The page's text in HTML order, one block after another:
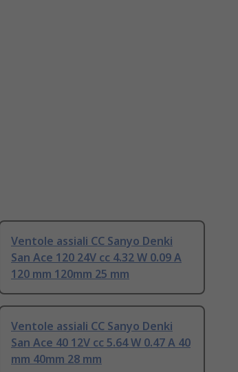
Ventole assiali CC Sanyo Denki
San Ace 120 24V cc 4.32 W 0.09 A
120 mm 120mm 25 mm
Ventole assiali CC Sanyo Denki
San Ace 40 12V cc 5.64 W 0.47 A 40
mm 40mm 28 mm